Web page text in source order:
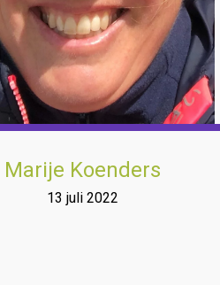
Marije Koenders
13 juli 2022